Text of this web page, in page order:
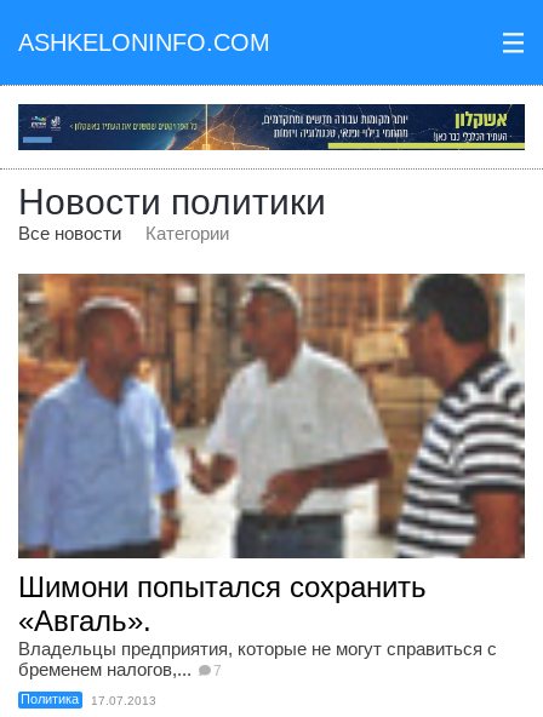
ASHKELONINFO.COM III
Новости политики
Все новости Категории
Шимони попытался сохранить
«Авгаль».
Владельцы предприятия, которые не могут справиться с
бременем налогов,...
7
Политика 17.07.2013